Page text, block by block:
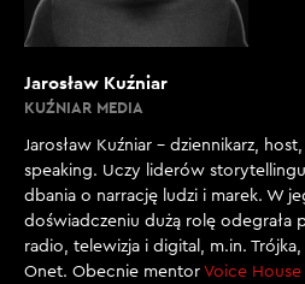
Jarosław Kuźniar
KUŹNIAR MEDIA
Jarosław Kuźniar – dziennikarz,
speaking. Uczy liderów
dbania o narrację ludzi i marek. W
doświadczeniu dużą rolę odegrała
radio, telewizja i digital, m.in. Trójka,
Onet. Obecnie mentor Voice